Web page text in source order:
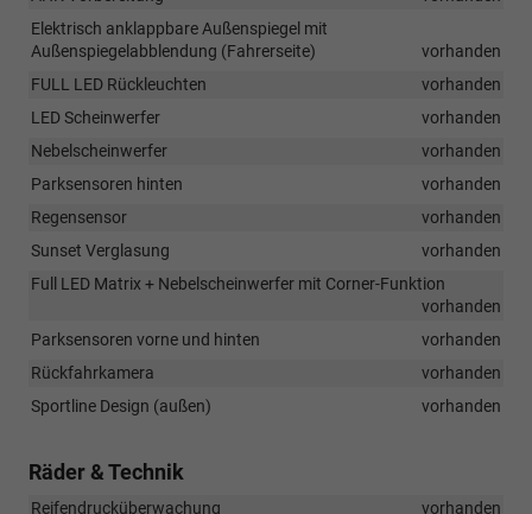
Elektrisch anklappbare Außenspiegel mit
Außenspiegelabblendung (Fahrerseite)
vorhanden
FULL LED Rückleuchten
vorhanden
LED Scheinwerfer
vorhanden
Nebelscheinwerfer
vorhanden
Parksensoren hinten
vorhanden
Regensensor
vorhanden
Sunset Verglasung
vorhanden
Full LED Matrix + Nebelscheinwerfer mit Corner-Funktion
vorhanden
Parksensoren vorne und hinten
vorhanden
Rückfahrkamera
vorhanden
Sportline Design (außen)
vorhanden
Räder & Technik
Reifendrucküberwachung
vorhanden